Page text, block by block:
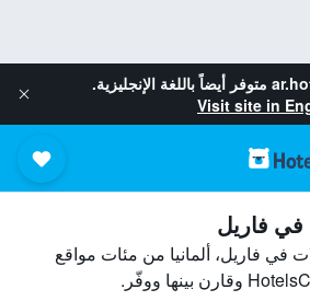
متوفر أيضاً باللغة الإنجليزية.
Visit site in
في فاريل
في فاريل، ألمانيا من مئات مواقع